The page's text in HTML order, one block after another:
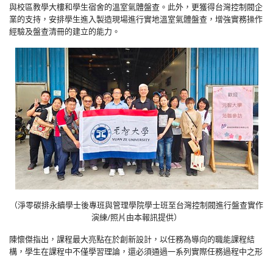
與校區教學大樓和學生宿舍的溫室氣體盤查。此外，更獲得台灣控制閥企
業的支持，安排學生進入製造現場進行實地溫室氣體盤查，增強實務操作
經驗及盤查清冊的建立的能力。
（淨零碳排永續學士後專班與管理學院學士班至台灣控制閥進行盤查實作
演練/照片由本報訊提供）
陳懷傑指出，課程最大亮點在於創新設計，以任務為導向的職能課程結
構，學生在課程中不僅學習理論，還必須通過一系列實際任務過程中之形